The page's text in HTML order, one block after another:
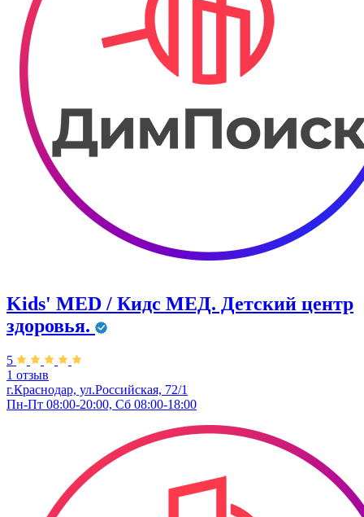
Kids' MED / Кидс МЕД. Детский центр
здоровья.
5
1 отзыв
г.Краснодар, ул.Российская, 72/1
Пн-Пт 08:00-20:00, Сб 08:00-18:00